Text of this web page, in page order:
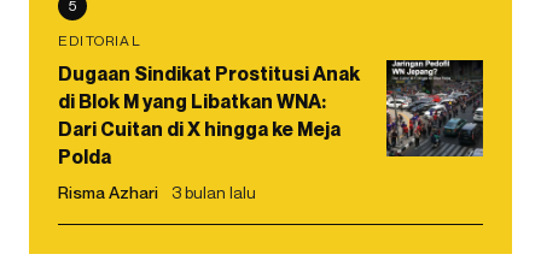
5
EDITORIAL
Dugaan Sindikat Prostitusi Anak
di Blok M yang Libatkan WNA:
Dari Cuitan di X hingga ke Meja
Polda
Risma Azhari 3 bulan lalu